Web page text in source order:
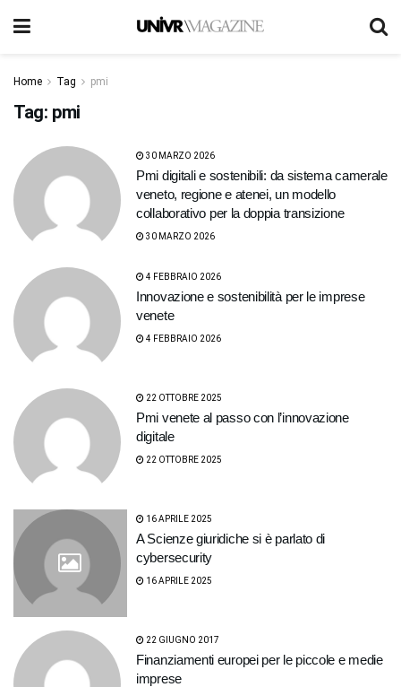
Home Tag pmi
Tag: pmi
30 MARZO 2026
Pmi digitali e sostenibili: da sistema camerale
veneto, regione e atenei, un modello
collaborativo per la doppia transizione
30 MARZO 2026
4 FEBBRAIO 2026
Innovazione e sostenibilità per le imprese
venete
4 FEBBRAIO 2026
22 OTTOBRE 2025
Pmi venete al passo con l’innovazione
digitale
22 OTTOBRE 2025
16 APRILE 2025
A Scienze giuridiche si è parlato di
cybersecurity
16 APRILE 2025
22 GIUGNO 2017
Finanziamenti europei per le piccole e medie
imprese